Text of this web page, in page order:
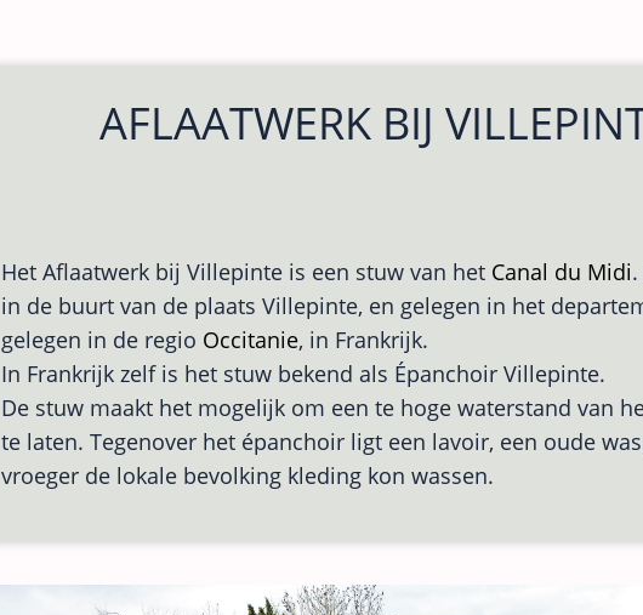
AFLAATWERK BIJ
Het Aflaatwerk bij Villepinte is een stuw van het Canal du Midi
in de buurt van de plaats Villepinte, en gelegen in het
gelegen in de regio Occitanie, in Frankrijk.
In Frankrijk zelf is het stuw bekend als Épanchoir Villepinte.
De stuw maakt het mogelijk om een te hoge waterstand van
te laten. Tegenover het épanchoir ligt een lavoir, een oude
vroeger de lokale bevolking kleding kon wassen.